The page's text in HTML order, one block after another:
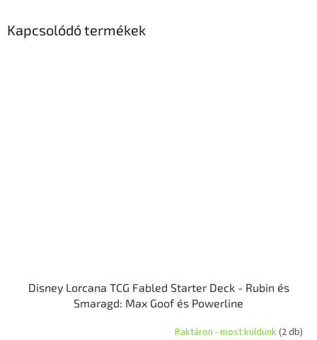
Kapcsolódó termékek
Disney Lorcana TCG Fabled Starter Deck - Rubin és
Smaragd: Max Goof és Powerline
Raktáron - most küldünk(2 db)